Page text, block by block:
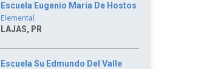
Escuela Eugenio Maria De Hostos
Elemental
LAJAS, PR
Escuela Su Edmundo Del Valle